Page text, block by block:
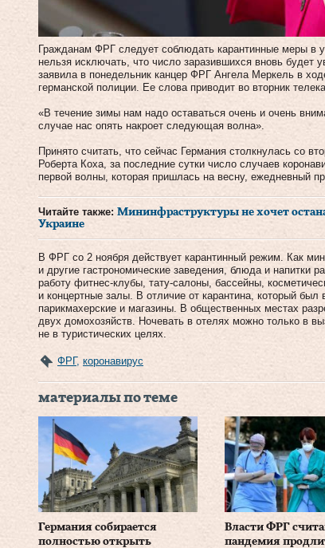
Гражданам ФРГ следует соблюдать карантинные меры в
нельзя исключать, что число заразившихся вновь будет
заявила в понедельник канцер ФРГ Ангела Меркель в
германской полиции. Ее слова приводит во вторник
«В течение зимы нам надо оставаться очень и очень
случае нас опять накроет следующая волна».
Принято считать, что сейчас Германия столкнулась со
Роберта Коха, за последние сутки число случаев
первой волны, которая пришлась на весну, ежедневный
Читайте также: Мининфраструктуры не хочет
Украине
В ФРГ со 2 ноября действует карантинный режим. Как
и другие гастрономические заведения, блюда и напитки
работу фитнес-клубы, тату-салоны, бассейны,
и концертные залы. В отличие от карантина, который
парикмахерские и магазины. В общественных местах
двух домохозяйств. Ночевать в отелях можно только в
не в туристических целях.
ФРГ, коронавирус
материалы по теме
Германия собирается
полностью открыть
Власти ФРГ
пандемия